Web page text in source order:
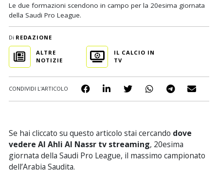
Le due formazioni scendono in campo per la 20esima giornata
della Saudi Pro League.
Di REDAZIONE
ALTRE
NOTIZIE
IL CALCIO IN
TV
CONDIVIDI L'ARTICOLO
Se hai cliccato su questo articolo stai cercando dove
vedere Al Ahli Al Nassr tv streaming, 20esima
giornata della Saudi Pro League, il massimo campionato
dell’Arabia Saudita.